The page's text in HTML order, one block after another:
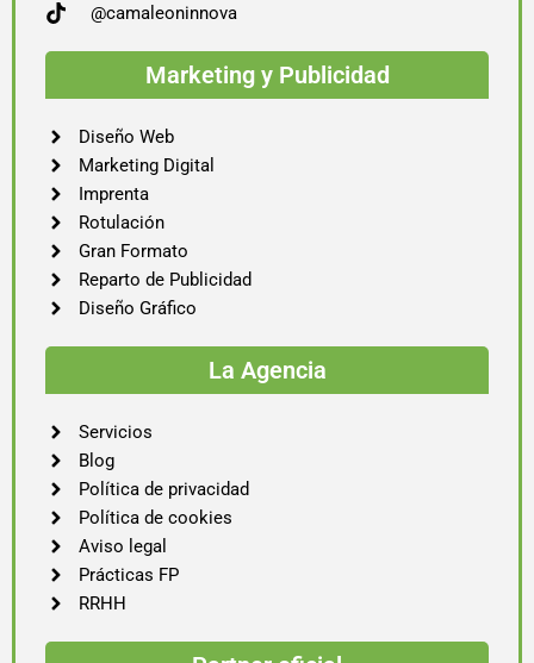
@camaleoninnova
Marketing y Publicidad
Diseño Web
Marketing Digital
Imprenta
Rotulación
Gran Formato
Reparto de Publicidad
Diseño Gráfico
La Agencia
Servicios
Blog
Política de privacidad
Política de cookies
Aviso legal
Prácticas FP
RRHH